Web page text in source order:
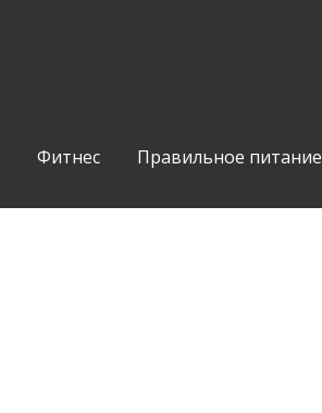
Фитнес Правильное питание